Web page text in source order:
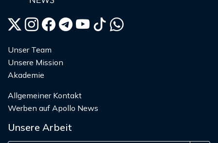
Unser Team
Unsere Mission
Akademie
Allgemeiner Kontakt
Werben auf Apollo News
Unsere Arbeit